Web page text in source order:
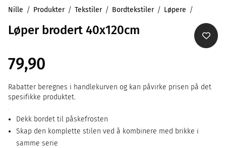
Nille Produkter Tekstiler Bordtekstiler Løpere
Løper brodert 40x120cm
79,90
Rabatter beregnes i handlekurven og kan påvirke prisen på det
spesifikke produktet.
Dekk bordet til påskefrosten
Skap den komplette stilen ved å kombinere med brikke i
samme serie